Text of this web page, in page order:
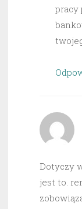
pracy
Dotyczy
jest to.